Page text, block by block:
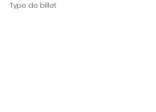
Type de billet